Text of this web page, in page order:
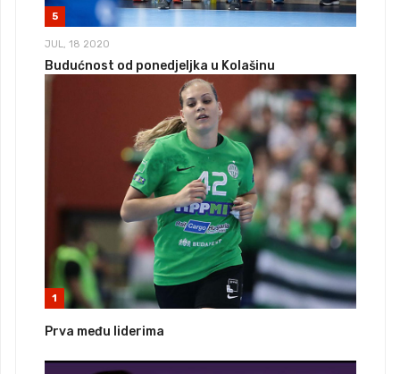
5
JUL, 18 2020
Budućnost od ponedjeljka u Kolašinu
1
Prva među liderima